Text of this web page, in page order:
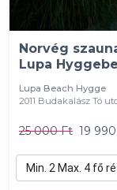
Norvég
Lupa
Lupa Beach Hygge
2011 Budakalász Tó
25 000 Ft 19
Min. 2 Max. 4 fő